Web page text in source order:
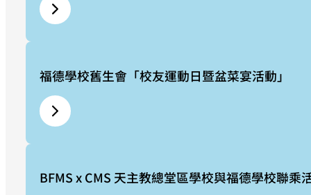
福德學校舊生會「校友運動日暨盆菜宴活動」
BFMS x CMS 天主教總堂區學校與福德學校聯乘